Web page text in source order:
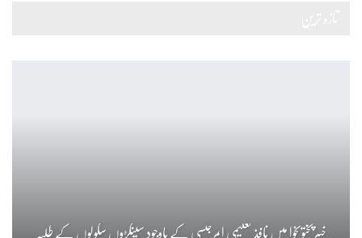
خیبرپختونخوا میں نافذ تعلیمی ایمرجنسی کے باوجود سینکڑوں سکولوں کے طلبہ